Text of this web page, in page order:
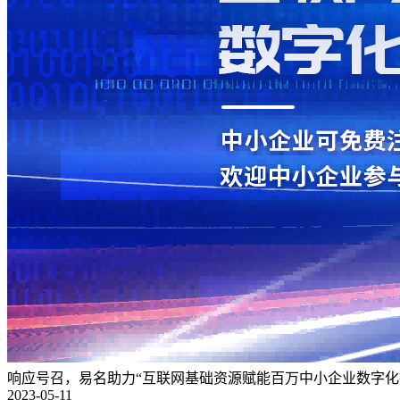
响应号召，易名助力“互联网基础资源赋能百万中小企业数字
2023-05-11